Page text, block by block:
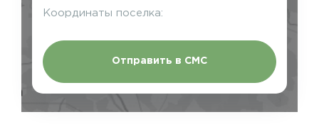
Координаты поселка:
Отправить в СМС